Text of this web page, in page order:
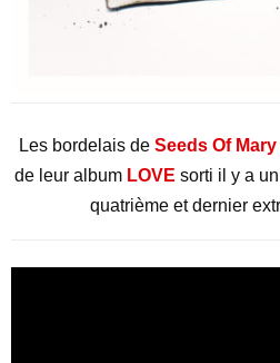
Les bordelais de Seeds Of Mary
de leur album LOVE sorti il y a
quatrième et dernier